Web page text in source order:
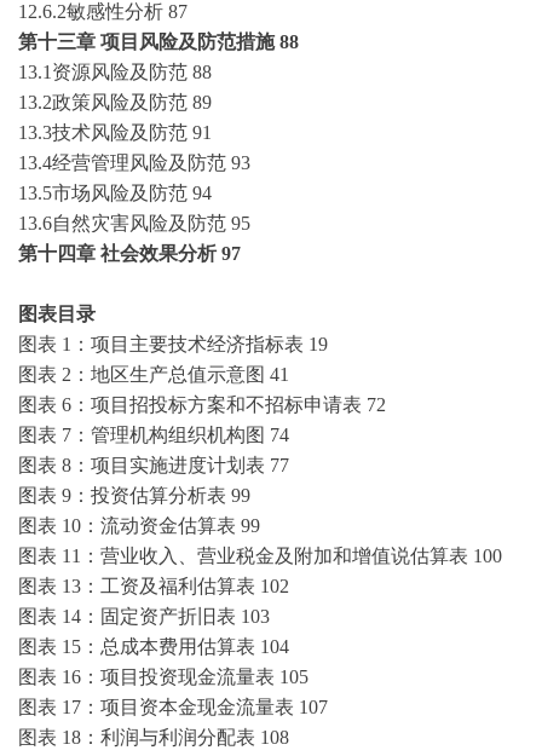
12.6.2敏感性分析 87
第十三章 项目风险及防范措施 88
13.1资源风险及防范 88
13.2政策风险及防范 89
13.3技术风险及防范 91
13.4经营管理风险及防范 93
13.5市场风险及防范 94
13.6自然灾害风险及防范 95
第十四章 社会效果分析 97
图表目录
图表 1：项目主要技术经济指标表 19
图表 2：地区生产总值示意图 41
图表 6：项目招投标方案和不招标申请表 72
图表 7：管理机构组织机构图 74
图表 8：项目实施进度计划表 77
图表 9：投资估算分析表 99
图表 10：流动资金估算表 99
图表 11：营业收入、营业税金及附加和增值说估算表 100
图表 13：工资及福利估算表 102
图表 14：固定资产折旧表 103
图表 15：总成本费用估算表 104
图表 16：项目投资现金流量表 105
图表 17：项目资本金现金流量表 107
图表 18：利润与利润分配表 108